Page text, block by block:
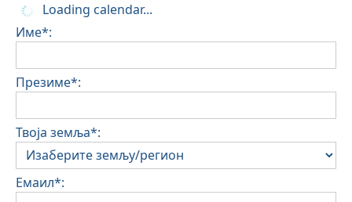
Loading calendar...
Име*:
Презиме*:
Твоја земља*:
Емаил*: